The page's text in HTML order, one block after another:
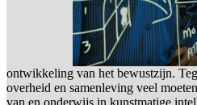
ontwikkeling van het bewustzijn.
overheid en samenleving veel